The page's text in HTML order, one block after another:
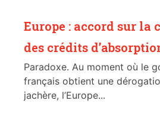
Europe : accord sur la
des crédits
Paradoxe. Au moment où le
français obtient une
jachère, l’Europe...